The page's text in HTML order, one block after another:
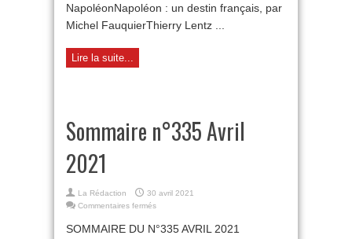
NapoléonNapoléon : un destin français, par
Michel FauquierThierry Lentz ...
Lire la suite...
Sommaire n°335 Avril
2021
La Rédaction
30 avril 2021
Commentaires fermés
n°335
SOMMAIRE DU N°335 AVRIL 2021